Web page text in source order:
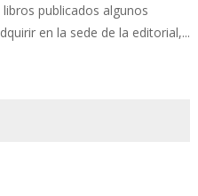
publicados algunos
en la sede de la editorial,...